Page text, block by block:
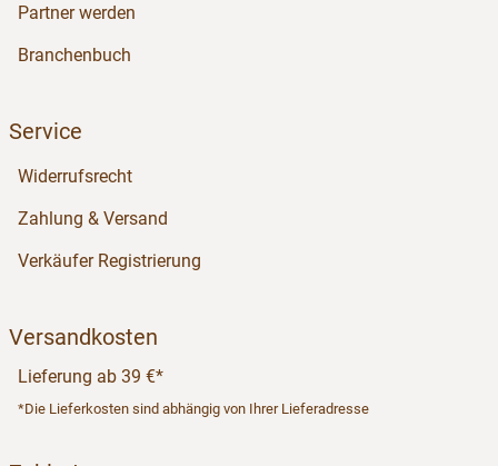
Partner werden
Branchenbuch
Service
Widerrufsrecht
Zahlung & Versand
Verkäufer Registrierung
Versandkosten
Lieferung ab 39 €*
*Die Lieferkosten sind abhängig von Ihrer Lieferadresse